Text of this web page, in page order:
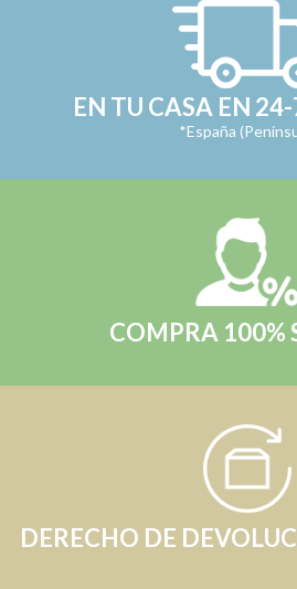
EN TU CASA EN
*España
COMPRA 100%
DERECHO DE